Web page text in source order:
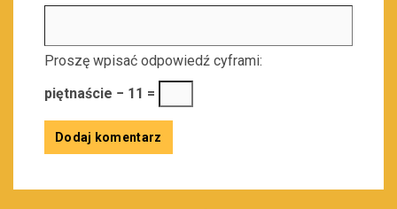
Proszę wpisać odpowiedź cyframi:
piętnaście − 11 =